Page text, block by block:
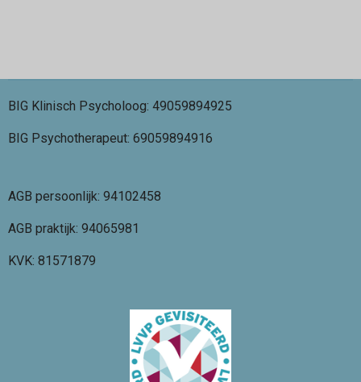
BIG Klinisch Psycholoog: 49059894925
BIG Psychotherapeut: 69059894916
AGB persoonlijk: 94102458
AGB praktijk: 94065981
KVK: 81571879